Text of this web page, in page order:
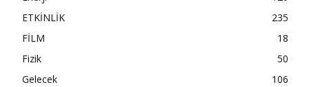
ETKİNLİK
235
FİLM
18
Fizik
50
Gelecek
106